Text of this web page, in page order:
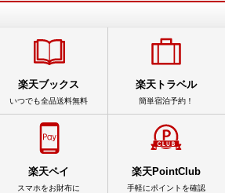
楽天ブックス
いつでも全品送料無料
楽天トラベル
簡単宿泊予約！
楽天ペイ
スマホをお財布に
楽天PointClub
手軽にポイントを確認